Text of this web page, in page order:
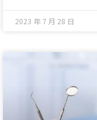
2023 年 7 月 28 日